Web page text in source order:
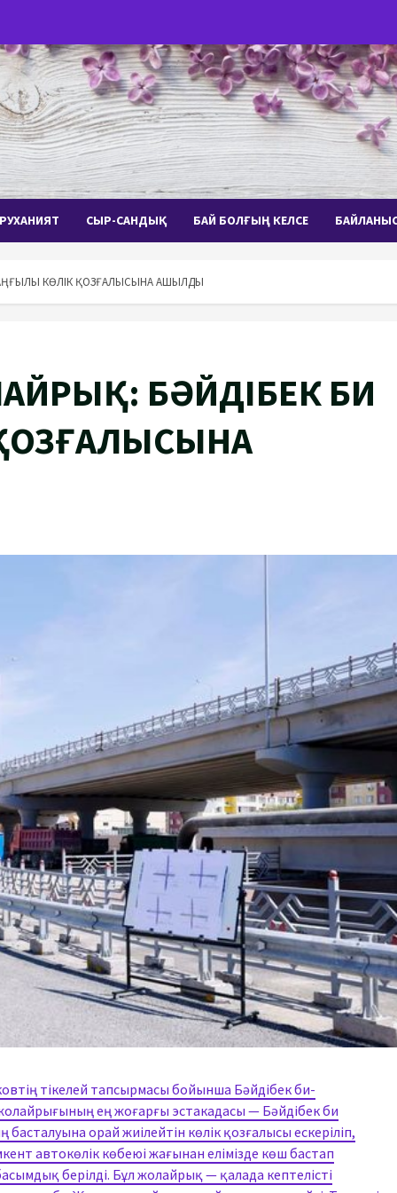
РУХАНИЯТ СЫР-САНДЫҚ БАЙ БОЛҒЫҢ КЕЛСЕ
КӨЛІК ҚОЗҒАЛЫСЫНА АШЫЛДЫ
БӘЙДІБЕК БИ
тікелей тапсырмасы бойынша Бәйдібек би-
ең жоғарғы эстакадасы — Бәйдібек би
орай жиілейтін көлік қозғалысы ескеріліп,
автокөлік көбеюі жағынан елімізде көш бастап
берілді. Бұл жолайрық — қалада кептелісті